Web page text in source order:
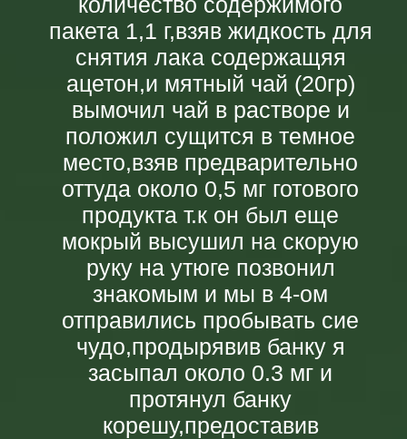
пакета 1,1 г,взяв жидкость для
снятия лака содержащяя
ацетон,и мятный чай (20гр)
вымочил чай в растворе и
положил сущится в темное
место,взяв предварительно
оттуда около 0,5 мг готового
продукта т.к он был еще
мокрый высушил на скорую
руку на утюге позвонил
знакомым и мы в 4-ом
отправились пробывать сие
чудо,продырявив банку я
засыпал около 0.3 мг и
протянул банку
корешу,предоставив